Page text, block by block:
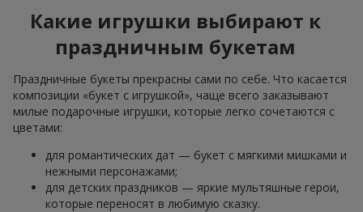
Какие игрушки выбирают к
праздничным букетам
Праздничные букеты прекрасны сами по себе. Что касается
композиции «букет с игрушкой», чаще всего заказывают
милые подарочные игрушки, которые легко сочетаются с
цветами:
для романтических дат — букет с мягкими мишками и
нежными персонажами;
для детских праздников — яркие мультяшные герои,
которые переносят в любимую сказку.